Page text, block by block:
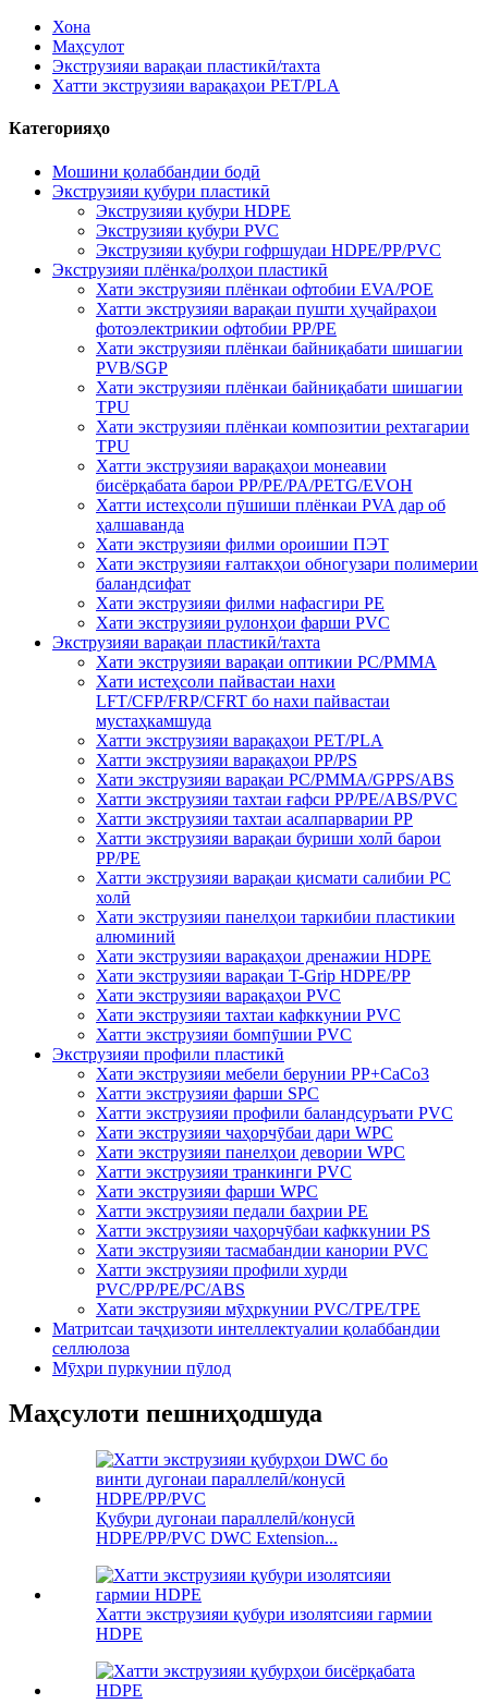
Хона
Маҳсулот
Экструзияи варақаи пластикӣ/тахта
Хатти экструзияи варақаҳои PET/PLA
Категорияҳо
Мошини қолаббандии бодӣ
Экструзияи қубури пластикӣ
Экструзияи қубури HDPE
Экструзияи қубури PVC
Экструзияи қубури гофршудаи HDPE/PP/PVC
Экструзияи плёнка/ролҳои пластикӣ
Хати экструзияи плёнкаи офтобии EVA/POE
Хатти экструзияи варақаи пушти ҳуҷайраҳои
фотоэлектрикии офтобии PP/PE
Хати экструзияи плёнкаи байниқабати шишагии
PVB/SGP
Хати экструзияи плёнкаи байниқабати шишагии
TPU
Хати экструзияи плёнкаи композитии рехтагарии
TPU
Хатти экструзияи варақаҳои монеавии
бисёрқабата барои PP/PE/PA/PETG/EVOH
Хатти истеҳсоли пӯшиши плёнкаи PVA дар об
ҳалшаванда
Хати экструзияи филми ороишии ПЭТ
Хати экструзияи ғалтакҳои обногузари полимерии
баландсифат
Хати экструзияи филми нафасгири PE
Хати экструзияи рулонҳои фарши PVC
Экструзияи варақаи пластикӣ/тахта
Хати экструзияи варақаи оптикии PC/PMMA
Хати истеҳсоли пайвастаи нахи
LFT/CFP/FRP/CFRT бо нахи пайвастаи
мустаҳкамшуда
Хатти экструзияи варақаҳои PET/PLA
Хатти экструзияи варақаҳои PP/PS
Хати экструзияи варақаи PC/PMMA/GPPS/ABS
Хатти экструзияи тахтаи ғафси PP/PE/ABS/PVC
Хатти экструзияи тахтаи асалпарварии PP
Хатти экструзияи варақаи буриши холӣ барои
PP/PE
Хатти экструзияи варақаи қисмати салибии PC
холӣ
Хати экструзияи панелҳои таркибии пластикии
алюминий
Хати экструзияи варақаҳои дренажии HDPE
Хати экструзияи варақаи T-Grip HDPE/PP
Хати экструзияи варақаҳои PVC
Хати экструзияи тахтаи кафккунии PVC
Хатти экструзияи бомпӯшии PVC
Экструзияи профили пластикӣ
Хати экструзияи мебели берунии PP+CaCo3
Хатти экструзияи фарши SPC
Хатти экструзияи профили баландсуръати PVC
Хати экструзияи чаҳорчӯбаи дари WPC
Хати экструзияи панелҳои девории WPC
Хатти экструзияи транкинги PVC
Хати экструзияи фарши WPC
Хатти экструзияи педали баҳрии PE
Хатти экструзияи чаҳорчӯбаи кафккунии PS
Хати экструзияи тасмабандии канории PVC
Хатти экструзияи профили хурди
PVC/PP/PE/PC/ABS
Хати экструзияи мӯҳркунии PVC/TPE/TPE
Матритсаи таҷҳизоти интеллектуалии қолаббандии
селлюлоза
Мӯҳри пуркунии пӯлод
Маҳсулоти пешниҳодшуда
Қубури дугонаи параллелӣ/конусӣ
HDPE/PP/PVC DWC Extension...
Хатти экструзияи қубури изолятсияи гармии
HDPE